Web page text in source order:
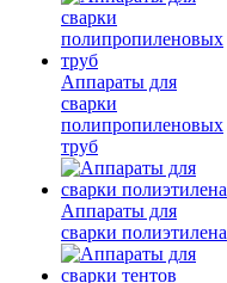
Аппараты для
сварки
полипропиленовых
труб
Аппараты для
сварки полиэтилена